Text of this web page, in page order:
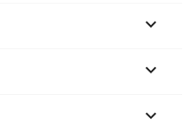


